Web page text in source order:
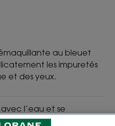
au bleuet
les impuretés
et des yeux.
l’eau et se
et légère.